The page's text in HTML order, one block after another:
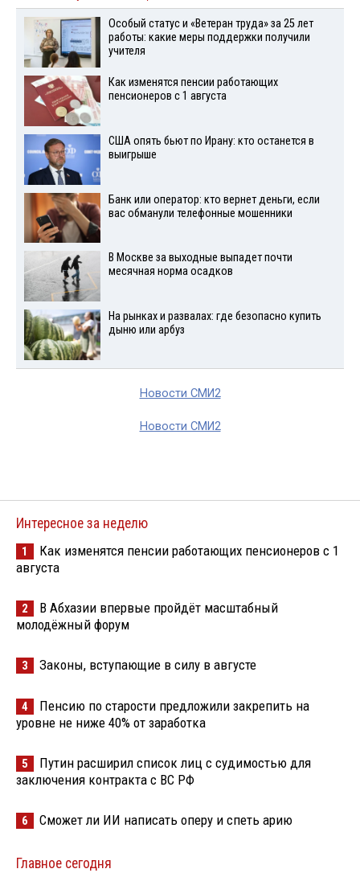
Особый статус и «Ветеран труда» за 25 лет
работы: какие меры поддержки получили
учителя
Как изменятся пенсии работающих
пенсионеров с 1 августа
США опять бьют по Ирану: кто останется в
выигрыше
Банк или оператор: кто вернет деньги, если
вас обманули телефонные мошенники
В Москве за выходные выпадет почти
месячная норма осадков
На рынках и развалах: где безопасно купить
дыню или арбуз
Новости СМИ2
Новости СМИ2
Интересное за неделю
1
Как изменятся пенсии работающих пенсионеров с 1
августа
2
В Абхазии впервые пройдёт масштабный
молодёжный форум
3 Законы, вступающие в силу в августе
4
Пенсию по старости предложили закрепить на
уровне не ниже 40% от заработка
5
Путин расширил список лиц с судимостью для
заключения контракта с ВС РФ
6 Сможет ли ИИ написать оперу и спеть арию
Главное сегодня